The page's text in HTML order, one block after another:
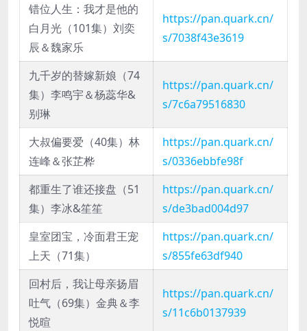
错位人生：我才是他的
白月光（101集）刘奕
辰＆魏家乐
https://pan.quark.cn/
s/7038f43e3619
九千岁的替嫁新娘（74
集）李鸣宇＆杨蕊华&
别琳
https://pan.quark.cn/
s/7c6a79516830
大叔偏要爱（40集）林
连峰＆张芷桦
https://pan.quark.cn/
s/0336ebbfe98f
都重生了谁还接盘（51
集）李冰&笙笙
https://pan.quark.cn/
s/de3bad004d97
皇室团宝，冷面君王宠
上天（71集）
https://pan.quark.cn/
s/855fe63df940
回村后，我让母亲扬眉
吐气（69集）金典＆李
悦暄
https://pan.quark.cn/
s/11c6b0137939